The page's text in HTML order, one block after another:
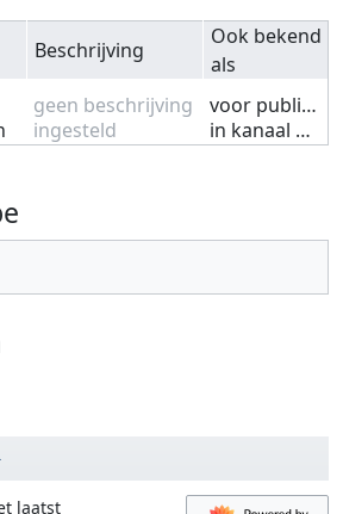
Beschrijving
Ook bekend
als
geen beschrijving
ingesteld
voor publicatie bij
in kanaal van
laatst